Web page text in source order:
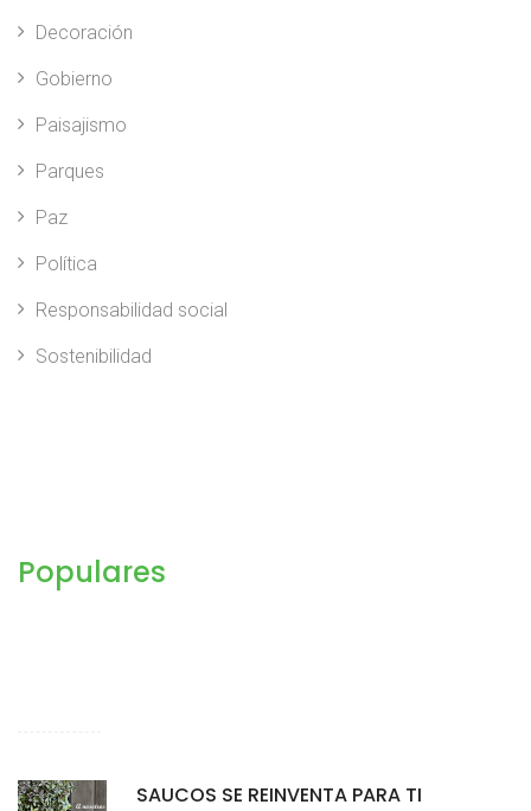
Decoración
Gobierno
Paisajismo
Parques
Paz
Política
Responsabilidad social
Sostenibilidad
Populares
SAUCOS SE REINVENTA PARA TI